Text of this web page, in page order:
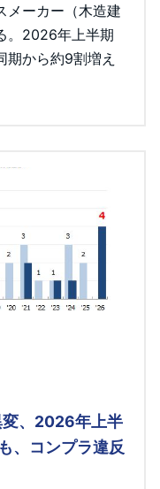
メーカー（木造建
。2026年上半期
期から約9割増え
変、2026年上半
、コンプラ違反